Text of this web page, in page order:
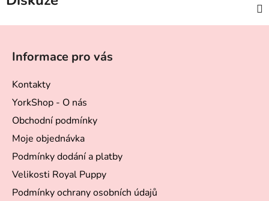
Informace pro vás
Kontakty
YorkShop - O nás
Obchodní podmínky
Moje objednávka
Podmínky dodání a platby
Velikosti Royal Puppy
Podmínky ochrany osobních údajů